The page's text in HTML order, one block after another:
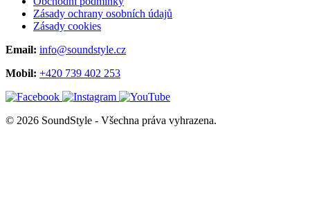
Zásady ochrany osobních údajů
Zásady cookies
Email: info@soundstyle.cz
Mobil: +420 739 402 253
© 2026 SoundStyle - Všechna práva vyhrazena.